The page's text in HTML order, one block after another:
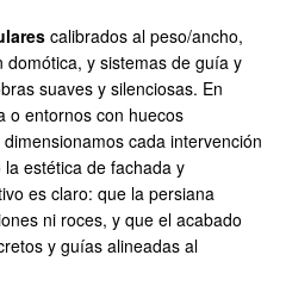
calibrados al peso/ancho,
y sistemas de guía y
suaves y silenciosas. En
o entornos con huecos
cada intervención
estética de fachada y
es claro: que la persiana
ni roces, y que el acabado
y guías alineadas al